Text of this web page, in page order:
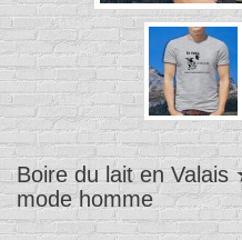
Boire du lait en
mode homme